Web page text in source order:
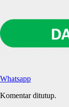
Whatsapp
Komentar ditutup.